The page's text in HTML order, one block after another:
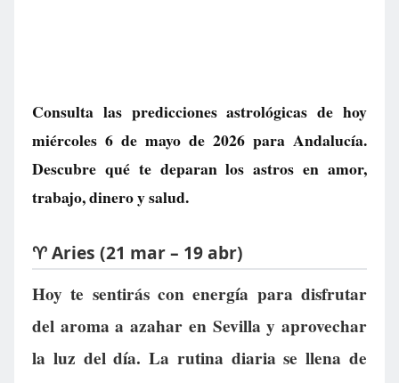
Consulta las predicciones astrológicas de hoy
miércoles 6 de mayo de 2026 para Andalucía.
Descubre qué te deparan los astros en amor,
trabajo, dinero y salud.
♈ Aries (21 mar – 19 abr)
Hoy te sentirás con energía para disfrutar
del aroma a azahar en Sevilla y aprovechar
la luz del día. La rutina diaria se llena de